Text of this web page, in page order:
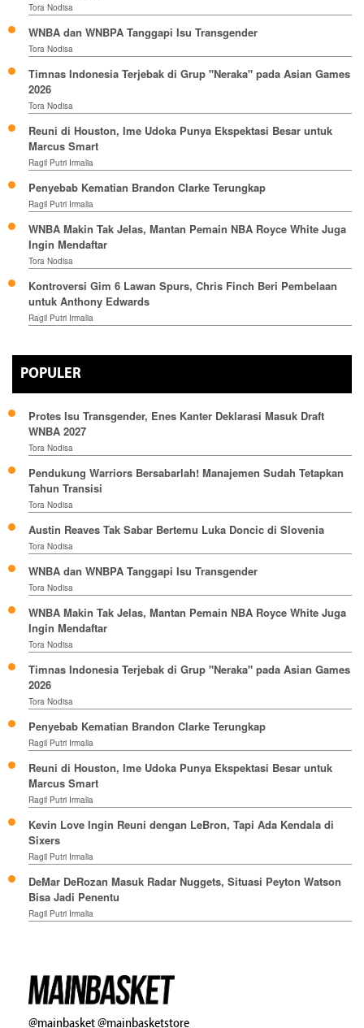
Tora Nodisa
WNBA dan WNBPA Tanggapi Isu Transgender
Tora Nodisa
Timnas Indonesia Terjebak di Grup "Neraka" pada Asian Games
2026
Tora Nodisa
Reuni di Houston, Ime Udoka Punya Ekspektasi Besar untuk
Marcus Smart
Ragil Putri Irmalia
Penyebab Kematian Brandon Clarke Terungkap
Ragil Putri Irmalia
WNBA Makin Tak Jelas, Mantan Pemain NBA Royce White Juga
Ingin Mendaftar
Tora Nodisa
Kontroversi Gim 6 Lawan Spurs, Chris Finch Beri Pembelaan
untuk Anthony Edwards
Ragil Putri Irmalia
POPULER
Protes Isu Transgender, Enes Kanter Deklarasi Masuk Draft
WNBA 2027
Tora Nodisa
Pendukung Warriors Bersabarlah! Manajemen Sudah Tetapkan
Tahun Transisi
Tora Nodisa
Austin Reaves Tak Sabar Bertemu Luka Doncic di Slovenia
Tora Nodisa
WNBA dan WNBPA Tanggapi Isu Transgender
Tora Nodisa
WNBA Makin Tak Jelas, Mantan Pemain NBA Royce White Juga
Ingin Mendaftar
Tora Nodisa
Timnas Indonesia Terjebak di Grup "Neraka" pada Asian Games
2026
Tora Nodisa
Penyebab Kematian Brandon Clarke Terungkap
Ragil Putri Irmalia
Reuni di Houston, Ime Udoka Punya Ekspektasi Besar untuk
Marcus Smart
Ragil Putri Irmalia
Kevin Love Ingin Reuni dengan LeBron, Tapi Ada Kendala di
Sixers
Ragil Putri Irmalia
DeMar DeRozan Masuk Radar Nuggets, Situasi Peyton Watson
Bisa Jadi Penentu
Ragil Putri Irmalia
@mainbasket@mainbasketstore